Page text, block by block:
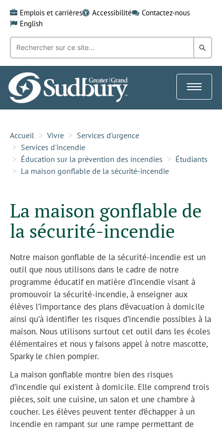
content
Emplois et carrières Accessibilité
Contactez-nous
English
Recherche
mot-
clé:
dans
Toggle
Accueil Vivre
Services d'urgence
Services d'incendie
Éducation sur la prévention des incendies
Étudiants
La maison gonflable de la sécurité-incendie
La maison gonflable de
la sécurité-incendie
Notre maison gonflable de la sécurité-incendie est un
outil que nous utilisons dans le cadre de notre
programme éducatif en matière d’incendie visant à
promouvoir la sécurité-incendie, à enseigner aux
élèves l’importance des plans d’évacuation à domicile
ainsi qu’à identifier les risques d’incendie possibles à la
maison. Nous utilisons surtout cet outil dans les écoles
élémentaires et nous y faisons appel à notre mascotte,
Sparky le chien pompier.
La maison gonflable montre bien des risques
d’incendie qui existent à domicile. Elle comprend trois
pièces, soit une cuisine, un salon et une chambre à
coucher. Les élèves peuvent tenter d’échapper à un
incendie en rampant sur une rampe permettant de